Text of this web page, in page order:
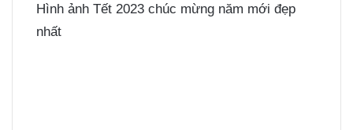
Hình ảnh Tết 2023 chúc mừng năm mới đẹp
nhất